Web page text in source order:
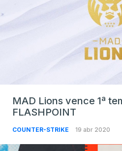
MAD Lions vence 1ª
FLASHPOINT
COUNTER-STRIKE 19 abr 2020